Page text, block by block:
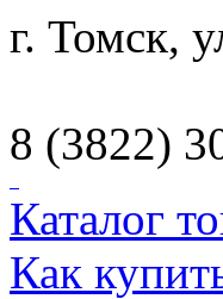
г. Томск,
Пн
8 (3822)
Каталог
Как